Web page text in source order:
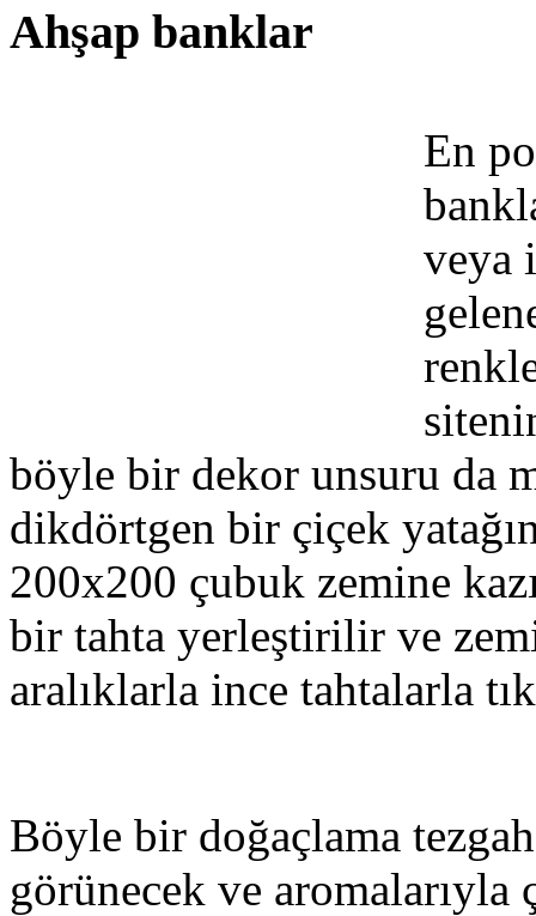
Ahşap banklar
En
veya
böyle bir dekor unsuru da
dikdörtgen bir çiçek
200x200 çubuk zemine
bir tahta yerleştirilir ve
aralıklarla ince tahtalarla
Böyle bir doğaçlama
görünecek ve